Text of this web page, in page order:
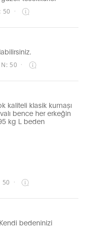
50 ·
50 ·
kaliteli klasik kumaşı
bence her erkeğin
kg L beden
50 ·
bedeninizi